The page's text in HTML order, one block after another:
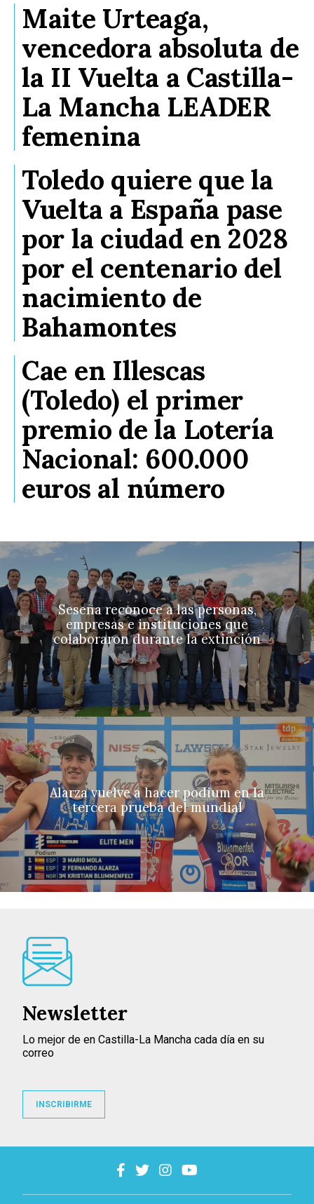
Maite Urteaga,
vencedora absoluta de
la II Vuelta a Castilla-
La Mancha LEADER
femenina
Toledo quiere que la
Vuelta a España pase
por la ciudad en 2028
por el centenario del
nacimiento de
Bahamontes
Cae en Illescas
(Toledo) el primer
premio de la Lotería
Nacional: 600.000
euros al número
Seseña reconoce a las personas,
empresas e instituciones que
colaboraron durante la extinción
Alarza vuelve a hacer podium en la
tercera prueba del mundial
Newsletter
Lo mejor de en Castilla-La Mancha cada día en su
correo
INSCRIBIRME